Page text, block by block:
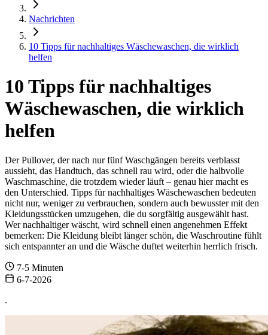
Nachrichten
10 Tipps für nachhaltiges Wäschewaschen, die wirklich
helfen
10 Tipps für nachhaltiges
Wäschewaschen, die wirklich
helfen
Der Pullover, der nach nur fünf Waschgängen bereits verblasst
aussieht, das Handtuch, das schnell rau wird, oder die halbvolle
Waschmaschine, die trotzdem wieder läuft – genau hier macht es
den Unterschied. Tipps für nachhaltiges Wäschewaschen bedeuten
nicht nur, weniger zu verbrauchen, sondern auch bewusster mit den
Kleidungsstücken umzugehen, die du sorgfältig ausgewählt hast.
Wer nachhaltiger wäscht, wird schnell einen angenehmen Effekt
bemerken: Die Kleidung bleibt länger schön, die Waschroutine fühlt
sich entspannter an und die Wäsche duftet weiterhin herrlich frisch.
7-5 Minuten
6-7-2026
.